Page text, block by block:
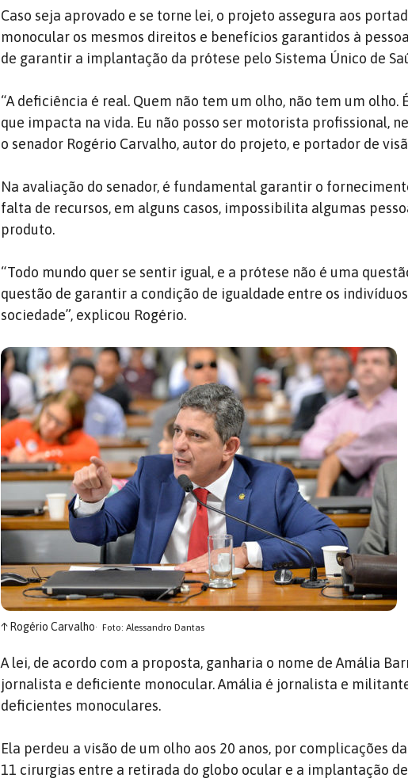
Caso seja aprovado e se torne lei, o projeto assegura aos
monocular os mesmos direitos e benefícios garantidos à
de garantir a implantação da prótese pelo Sistema Único de
“A deficiência é real. Quem não tem um olho, não tem um olho.
que impacta na vida. Eu não posso ser motorista profissional,
o senador Rogério Carvalho, autor do projeto, e portador de
Na avaliação do senador, é fundamental garantir o
falta de recursos, em alguns casos, impossibilita algumas
produto.
“Todo mundo quer se sentir igual, e a prótese não é uma
questão de garantir a condição de igualdade entre os
sociedade”, explicou Rogério.
↑Rogério Carvalho Foto: Alessandro Dantas
A lei, de acordo com a proposta, ganharia o nome de Amália
jornalista e deficiente monocular. Amália é jornalista e
deficientes monoculares.
Ela perdeu a visão de um olho aos 20 anos, por complicações
11 cirurgias entre a retirada do globo ocular e a implantação